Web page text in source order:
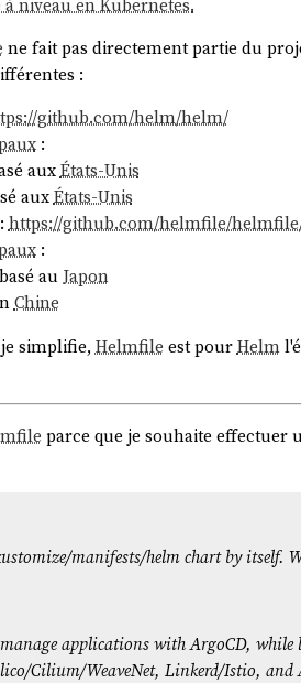
ne fait pas directement partie du
:
github.com/helm/helm/
:
auxÉtats-Unis
auxÉtats-Unis
:https://github.com/helmfile/
:
au Japon
Chine
simplifie, Helmfile est pourHelm
parce que je souhaite effectuer
manifests/helm chart by itself.
applications with ArgoCD,
Cilium/WeaveNet, Linkerd/Istio, and